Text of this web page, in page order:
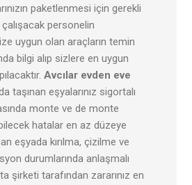
paketlenmesi için gerekli
personelin
uygun olan araçların temin
bilgi alıp sizlere en uygun
Avcılar evden eve
taşınan eşyalarınız sigortalı
monte ve de monte
hatalar en az düzeye
eşyada kırılma, çizilme ve
durumlarında anlaşmalı
şirketi tarafından zararınız en